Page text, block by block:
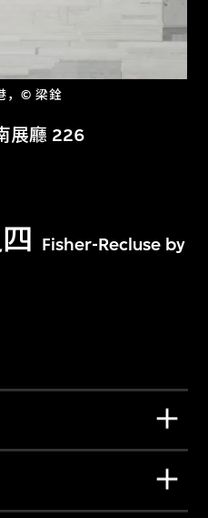
，© 梁銓
展廳 226
Fisher-Recluse by
二十一世纪视觉